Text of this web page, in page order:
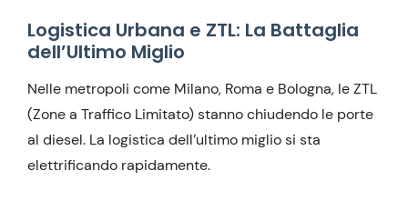
Logistica Urbana e ZTL: La Battaglia
dell’Ultimo Miglio
Nelle metropoli come Milano, Roma e Bologna, le ZTL
(Zone a Traffico Limitato) stanno chiudendo le porte
al diesel. La logistica dell’ultimo miglio si sta
elettrificando rapidamente.